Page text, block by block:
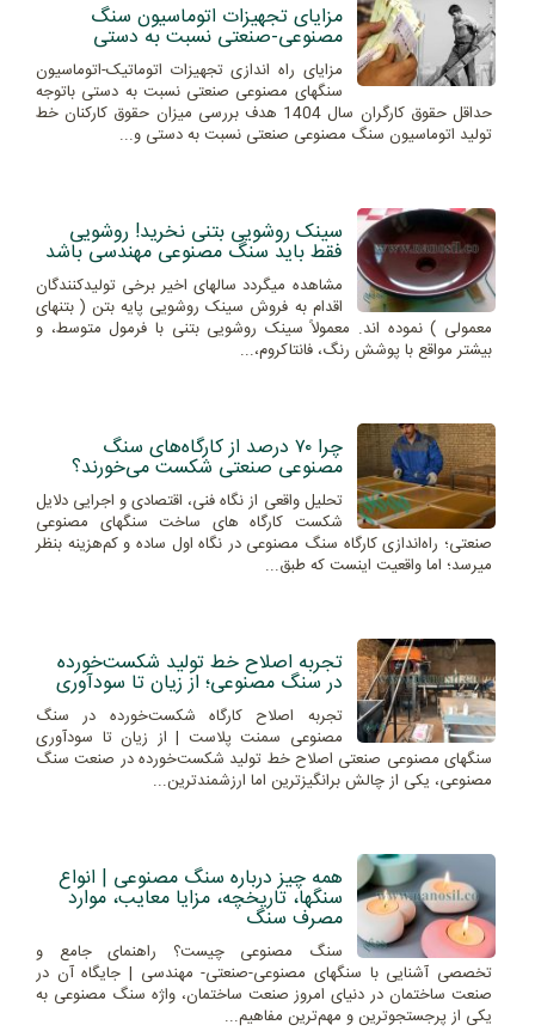
مزایای تجهیزات اتوماسیون سنگ
مصنوعی-صنعتی نسبت به دستی
مزایای راه اندازی تجهیزات اتوماتیک-اتوماسیون
سنگهای مصنوعی صنعتی نسبت به دستی باتوجه
حداقل حقوق کارگران سال 1404 هدف بررسی میزان حقوق کارکنان خط
تولید اتوماسیون سنگ مصنوعی صنعتی نسبت به دستی و...
سینک روشویی بتنی نخرید! روشویی
فقط باید سنگ مصنوعی مهندسی باشد
مشاهده میگردد سالهای اخیر برخی تولیدکنندگان
اقدام به فروش سینک روشویی پایه بتن ( بتنهای
معمولی ) نموده اند. معمولاً سینک روشویی بتنی با فرمول متوسط، و
بیشتر مواقع با پوشش رنگ، فانتاکروم،...
چرا ۷۰ درصد از کارگاه‌های سنگ
مصنوعی صنعتی شکست می‌خورند؟
تحلیل واقعی از نگاه فنی، اقتصادی و اجرایی دلایل
شکست کارگاه های ساخت سنگهای مصنوعی
صنعتی؛ راه‌اندازی کارگاه سنگ مصنوعی در نگاه اول ساده و کم‌هزینه بنظر
میرسد؛ اما واقعیت اینست که طبق...
تجربه اصلاح خط تولید شکست‌خورده
در سنگ مصنوعی؛ از زیان تا سودآوری
تجربه اصلاح کارگاه شکست‌خورده در سنگ
مصنوعی سمنت پلاست | از زیان تا سودآوری
سنگهای مصنوعی صنعتی اصلاح خط تولید شکست‌خورده در صنعت سنگ
مصنوعی، یکی از چالش برانگیزترین اما ارزشمندترین...
همه چیز درباره سنگ مصنوعی | انواع
سنگها، تاریخچه، مزایا معایب، موارد
مصرف سنگ
سنگ مصنوعی چیست؟ راهنمای جامع و
تخصصی آشنایی با سنگهای مصنوعی-صنعتی- مهندسی | جایگاه آن در
صنعت ساختمان در دنیای امروز صنعت ساختمان، واژه سنگ مصنوعی به
یکی از پرجستجوترین و مهم‌ترین مفاهیم...